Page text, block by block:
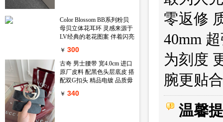
Color Blossom BB系列粉贝
母贝立体花耳环 灵感来源于
LV经典的老花图案 伴着闪亮
鲜花在天然母贝上绽放出璀
璨的淡粉金光 链条上还镶嵌
一颗闪耀的小钻石 绝对的气
质款 心动只在一瞬间
￥ 300
古奇 男士腰带 宽4.0cm 进口
原厂皮料 配黑色头层底皮 搭
配双G扣头 精品电镀 品质毋
装 送礼自用首选
￥ 340
零返修
40mm
为刻度
腕更贴
温馨